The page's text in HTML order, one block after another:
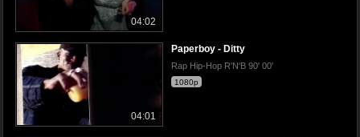
04:02
04:01
Paperboy - Ditty
Rap Hip-Hop R'N'B 90' 00'
1080p